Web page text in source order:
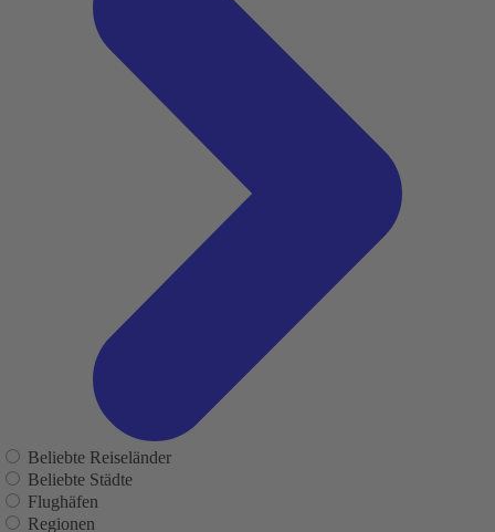
Beliebte Reiseländer
Beliebte Städte
Flughäfen
Regionen